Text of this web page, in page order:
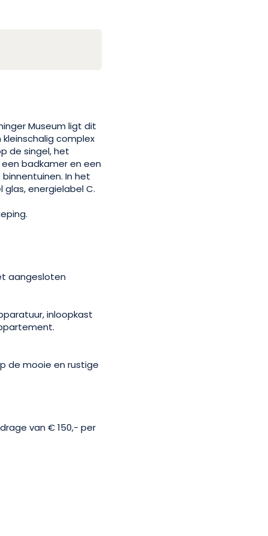
Museum ligt dit
complex
de singel, het
badkamer en een
In het
energielabel C.
aangesloten
inloopkast
de mooie en rustige
van € 150,- per